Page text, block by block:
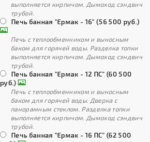
выполняется кирпичом. Дымоход сэндвич
трубой.
Печь банная "Ермак - 16" (56 500 руб.)
Печь с теплообменником и выносным
баком для горячей воды. Разделка топки
выполняется кирпичом. Дымоход сэндвич
трубой.
Печь банная "Ермак - 12 ПС" (60 500
руб.)
Печь с теплообменником и выносным
баком для горячей воды. Дверка с
панорамным стеклом. Разделка топки
выполняется кирпичом. Дымоход сэндвич
трубой.
Печь банная "Ермак - 16 ПС" (62 500